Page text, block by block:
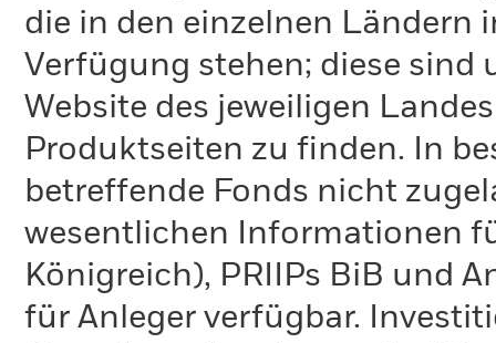
die in den einzelnen Ländern
Verfügung stehen; diese sind
Website des jeweiligen
Produktseiten zu finden. In
betreffende Fonds nicht
wesentlichen Informationen
Königreich), PRIIPs BiB und
für Anleger verfügbar.